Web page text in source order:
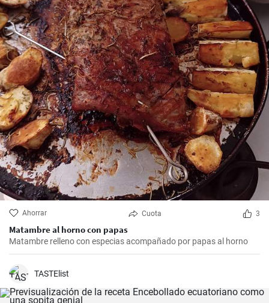
Ahorrar Cuota 3
Matambre al horno con papas
Matambre relleno con especias acompañado por papas al horno
TASTElist